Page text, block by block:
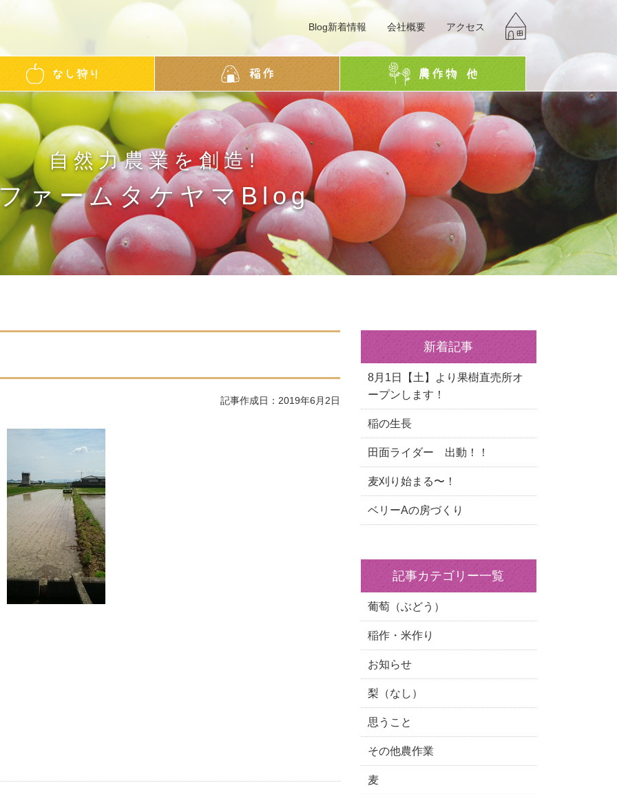
アクセス
会社概要
Blog新着情報
自然力農業を創造!
ァームタケヤマBlog
記事作成日：2019年6月2日
新着記事
8月1日【土】より果樹直売所オ
ープンします！
稲の生長
田面ライダー 出動！！
麦刈り始まる〜！
ベリーAの房づくり
記事カテゴリー一覧
葡萄（ぶどう）
稲作・米作り
お知らせ
梨（なし）
思うこと
その他農作業
麦